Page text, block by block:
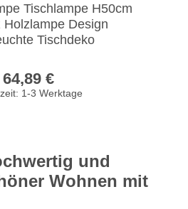
Tischlampe H50cm
Holzlampe Design
Tischdeko
64,89 €
1-3 Werktage
und
Wohnen mit